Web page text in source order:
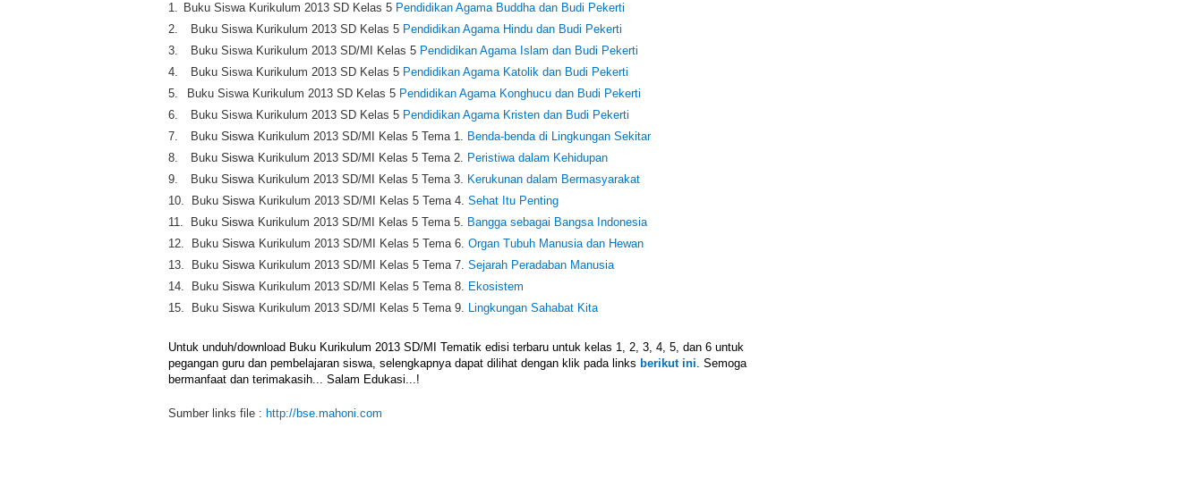
1. Buku Siswa Kurikulum 2013 SD Kelas 5 Pendidikan Agama Buddha dan Budi Pekerti
2.
Buku Siswa Kurikulum 2013 SD Kelas 5 Pendidikan Agama Hindu dan Budi Pekerti
3.
Buku Siswa Kurikulum 2013 SD/MI Kelas 5 Pendidikan Agama Islam dan Budi Pekerti
4.
Buku Siswa Kurikulum 2013 SD Kelas 5 Pendidikan Agama Katolik dan Budi Pekerti
5.
Buku Siswa Kurikulum 2013 SD Kelas 5 Pendidikan Agama Konghucu dan Budi Pekerti
6.
Buku Siswa Kurikulum 2013 SD Kelas 5 Pendidikan Agama Kristen dan Budi Pekerti
7.
Buku Siswa Kurikulum 2013 SD/MI Kelas 5 Tema 1. Benda-benda di Lingkungan Sekitar
8.
Buku Siswa Kurikulum 2013 SD/MI Kelas 5 Tema 2. Peristiwa dalam Kehidupan
9.
Buku Siswa Kurikulum 2013 SD/MI Kelas 5 Tema 3. Kerukunan dalam Bermasyarakat
10.
Buku Siswa Kurikulum 2013 SD/MI Kelas 5 Tema 4. Sehat Itu Penting
11.
Buku Siswa Kurikulum 2013 SD/MI Kelas 5 Tema 5. Bangga sebagai Bangsa Indonesia
12.
Buku Siswa Kurikulum 2013 SD/MI Kelas 5 Tema 6. Organ Tubuh Manusia dan Hewan
13.
Buku Siswa Kurikulum 2013 SD/MI Kelas 5 Tema 7. Sejarah Peradaban Manusia
14.
Buku Siswa Kurikulum 2013 SD/MI Kelas 5 Tema 8. Ekosistem
15.
Buku Siswa Kurikulum 2013 SD/MI Kelas 5 Tema 9. Lingkungan Sahabat Kita
Untuk unduh/download Buku Kurikulum 2013 SD/MI Tematik edisi terbaru untuk kelas 1, 2, 3, 4, 5, dan 6 untuk
pegangan guru dan pembelajaran siswa, selengkapnya dapat dilihat dengan klik pada links berikut ini. Semoga
bermanfaat dan terimakasih... Salam Edukasi...!
Sumber links file : http://bse.mahoni.com